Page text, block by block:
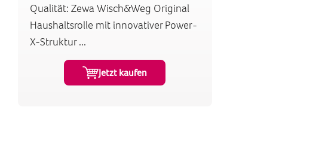
Qualität: Zewa Wisch&Weg Original
Haushaltsrolle mit innovativer Power-
X-Struktur ...
Jetzt kaufen